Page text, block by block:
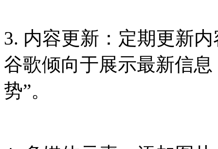
3. 内容更新：定期更新
谷歌倾向于展示最新信息
势”。